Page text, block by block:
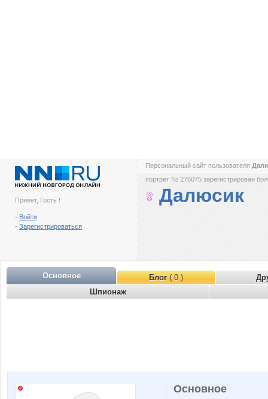
Привет, Гость !
- Войти
- Зарегистрироваться
Персональный сайт пользователя
портрет № 276075 зарегистрирован
Далюсик
Основное Блог( 0 )
Шпионаж
Основное